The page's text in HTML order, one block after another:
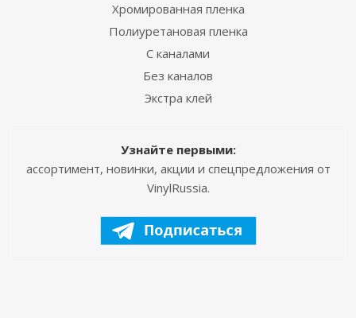
Хромированная пленка
Полиуретановая пленка
С каналами
Без каналов
Экстра клей
Узнайте первыми:
ассортимент, новинки, акции и спецпредложения от
VinylRussia.